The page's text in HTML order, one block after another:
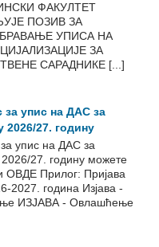
ФАКУЛТЕТ
ПОЗИВ ЗА
УПИСА НА
ЗА
САРАДНИКЕ [...]
за упис на ДАС за
2026/27. годину
упис на ДАС за
2026/27. годину можете
ОВДЕ Прилог: Пријава
2027. година Изјава -
ИЗЈАВА - Овлашћење